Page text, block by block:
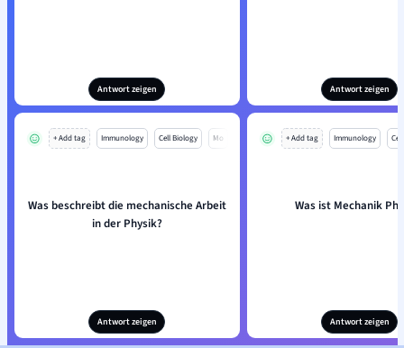
Antwort zeigen Antwort zeigen
+ Add tag Immunology Cell Biology Mo
Was beschreibt die mechanische Arbeit
in der Physik?
Antwort zeigen
+ Add tag Immunology
Was ist Mechanik
Antwort zeigen